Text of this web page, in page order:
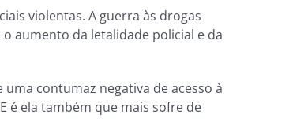
violentas. A guerra às drogas
aumento da letalidade policial e da
contumaz negativa de acesso à
é ela também que mais sofre de